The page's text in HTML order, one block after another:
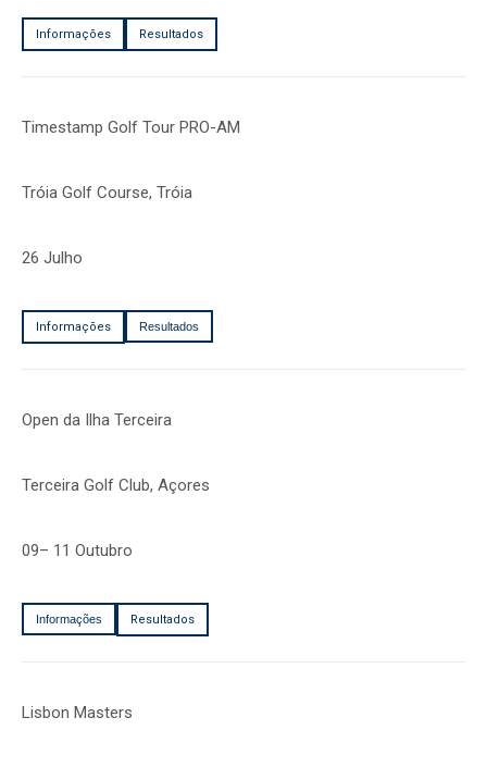
Informações Resultados
Timestamp Golf Tour PRO-AM
Tróia Golf Course, Tróia
26 Julho
Informações Resultados
Open da Ilha Terceira
Terceira Golf Club, Açores
09– 11 Outubro
Informações Resultados
Lisbon Masters